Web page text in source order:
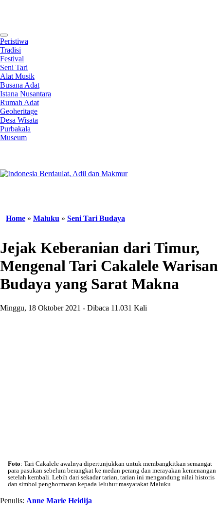
Peristiwa
Tradisi
Festival
Seni Tari
Alat Musik
Busana Adat
Istana Nusantara
Rumah Adat
Geoheritage
Desa Wisata
Purbakala
Museum
Home » Maluku » Seni Tari Budaya
Jejak Keberanian dari Timur,
Mengenal Tari Cakalele Warisan
Budaya yang Sarat Makna
Minggu, 18 Oktober 2021 - Dibaca 11.031 Kali
Foto: Tari Cakalele awalnya dipertunjukkan untuk membangkitkan semangat
para pasukan sebelum berangkat ke medan perang dan merayakan kemenangan
setelah kembali. Lebih dari sekadar tarian, tarian ini mengandung nilai historis
dan simbol penghormatan kepada leluhur masyarakat Maluku.
Penulis: Anne Marie Heidija